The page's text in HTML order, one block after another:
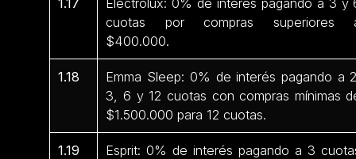
cuotas por compras superiores
$400.000.
1.18
Emma Sleep: 0% de interés pagando a
3, 6 y 12 cuotas con compras mínimas
$1.500.000 para 12 cuotas.
1.19
Esprit: 0% de interés pagando a 3